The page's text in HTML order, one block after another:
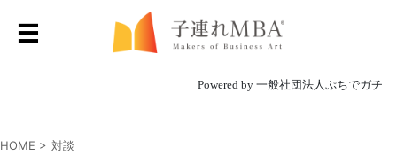
Powered by 一般社団法人ぷちでガチ
HOME > 対談